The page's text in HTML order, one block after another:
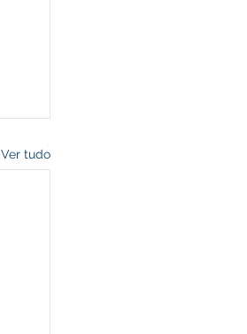
Ver tudo